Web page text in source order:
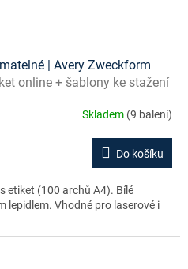
| Avery Zweckform
online + šablony ke stažení
Skladem (9 balení)
Do košíku
etiket (100 archů A4). Bílé
lepidlem. Vhodné pro laserové i